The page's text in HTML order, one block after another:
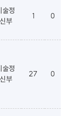
술정
부
1 0
술정
부
27 0